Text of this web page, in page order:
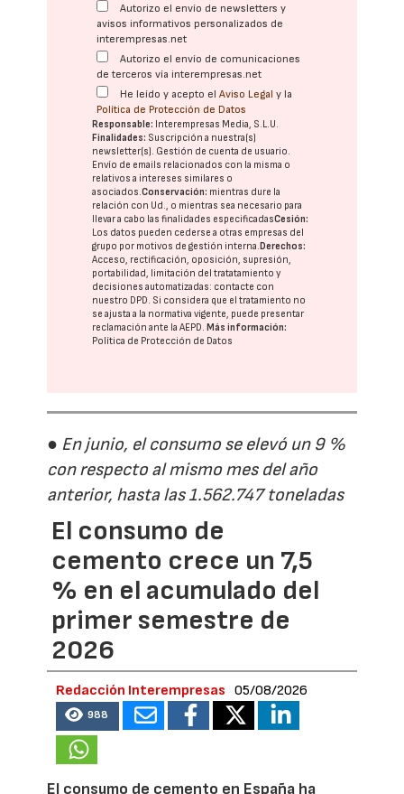
Autorizo el envío de newsletters y
avisos informativos personalizados de
interempresas.net
Autorizo el envío de comunicaciones
de terceros vía interempresas.net
He leído y acepto elAviso Legal y la
Política de Protección de Datos
Responsable: Interempresas Media, S.L.U.
Finalidades: Suscripción a nuestra(s)
newsletter(s). Gestión de cuenta de usuario.
Envío de emails relacionados con la misma o
relativos a intereses similares o
asociados.Conservación: mientras dure la
relación con Ud., o mientras sea necesario para
llevar a cabo las finalidades especificadasCesión:
Los datos pueden cederse a otras empresas del
grupo por motivos de gestión interna.Derechos:
Acceso, rectificación, oposición, supresión,
portabilidad, limitación del tratatamiento y
decisiones automatizadas: contacte con
nuestro DPD. Si considera que el tratamiento no
se ajusta a la normativa vigente, puede presentar
reclamación ante laAEPD.Más información:
Política de Protección de Datos
● En junio, el consumo se elevó un 9 %
con respecto al mismo mes del año
anterior, hasta las 1.562.747 toneladas
El consumo de
cemento crece un 7,5
% en el acumulado del
primer semestre de
2026
Redacción Interempresas 05/08/2026
988
El consumo de cemento en España ha